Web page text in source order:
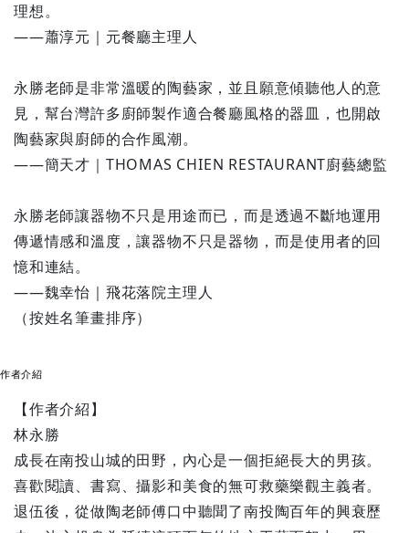
理想。
——蕭淳元｜元餐廳主理人
永勝老師是非常溫暖的陶藝家，並且願意傾聽他人的意
見，幫台灣許多廚師製作適合餐廳風格的器皿，也開啟
陶藝家與廚師的合作風潮。
——簡天才｜THOMAS CHIEN RESTAURANT廚藝總監
永勝老師讓器物不只是用途而已，而是透過不斷地運用
傳遞情感和溫度，讓器物不只是器物，而是使用者的回
憶和連結。
——魏幸怡｜飛花落院主理人
（按姓名筆畫排序）
作者介紹
【作者介紹】
林永勝
成長在南投山城的田野，內心是一個拒絕長大的男孩。
喜歡閱讀、書寫、攝影和美食的無可救藥樂觀主義者。
退伍後，從做陶老師傅口中聽聞了南投陶百年的興衰歷